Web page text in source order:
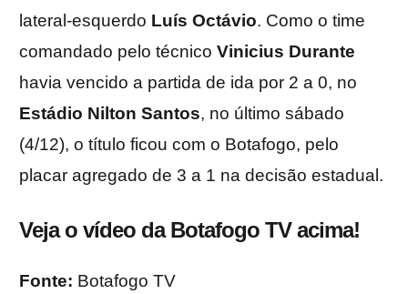
lateral-esquerdo Luís Octávio. Como o time
comandado pelo técnico Vinicius Durante
havia vencido a partida de ida por 2 a 0, no
Estádio Nilton Santos, no último sábado
(4/12), o título ficou com o Botafogo, pelo
placar agregado de 3 a 1 na decisão estadual.
Veja o vídeo da Botafogo TV acima!
Fonte: Botafogo TV